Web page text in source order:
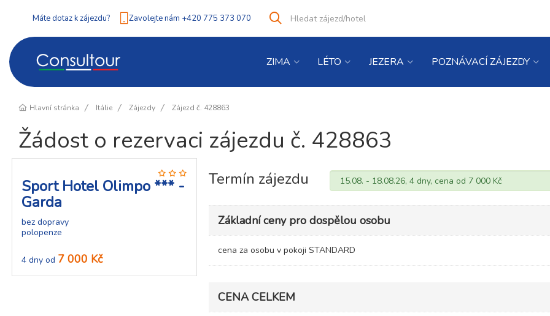
Máte dotaz k zájezdu? Zavolejte nám +420 775 373 070
co
Vyhledat
ZIMA LÉTO JEZERA POZNÁVACÍ ZÁJEZDY
Hlavní stránka Itálie Zájezdy Zájezd č. 428863
Žádost o rezervaci zájezdu č. 428863
Sport Hotel Olimpo *** -
Garda
bez dopravy
polopenze
4 dny od 7 000 Kč
Termín zájezdu
Základní ceny pro dospělou osobu
cena za osobu v pokoji STANDARD
CENA CELKEM